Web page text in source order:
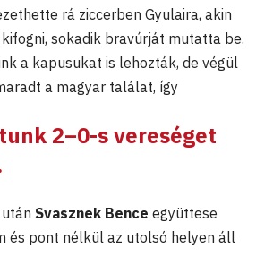
rá ziccerben Gyulaira, akin
sokadik bravúrját mutatta be.
a kapusukat is lehozták, de végül
a magyar találat, így
2–0-s vereséget
Svasznek Bence együttese
és pont nélkül az utolsó helyen áll